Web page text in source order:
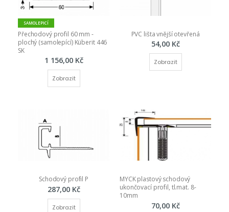
SAMOLEPICÍ
Přechodový profil 60 mm -
plochý (samolepící) Küberit 446
SK
1 156,00 Kč
Zobrazit
PVC lišta vnější otevřená
54,00 Kč
Zobrazit
Schodový profil P
287,00 Kč
Zobrazit
MYCK plastový schodový
ukončovací profil, tl.mat. 8-
10mm
70,00 Kč